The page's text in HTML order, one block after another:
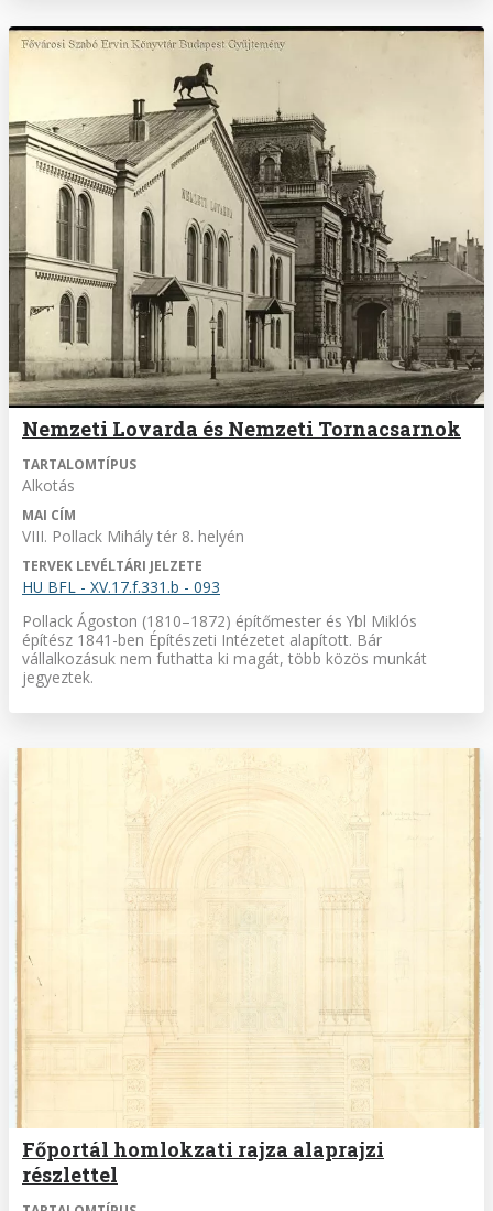
Nemzeti Lovarda és Nemzeti Tornacsarnok
TARTALOMTÍPUS
Alkotás
MAI CÍM
VIII. Pollack Mihály tér 8. helyén
TERVEK LEVÉLTÁRI JELZETE
HU BFL - XV.17.f.331.b - 093
Pollack Ágoston (1810–1872) építőmester és Ybl Miklós
építész 1841-ben Építészeti Intézetet alapított. Bár
vállalkozásuk nem futhatta ki magát, több közös munkát
jegyeztek.
Főportál homlokzati rajza alaprajzi
részlettel